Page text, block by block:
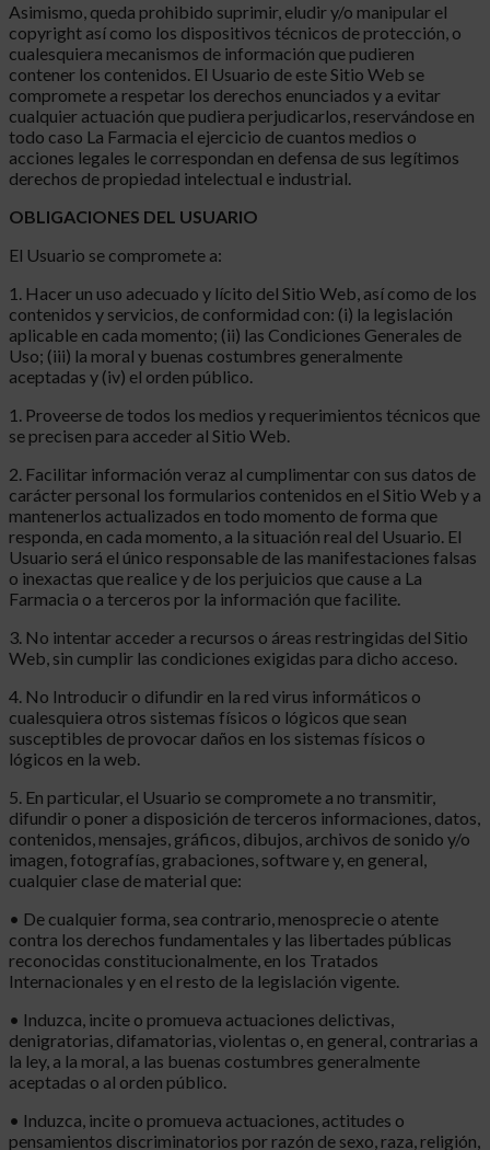
Asimismo, queda prohibido suprimir, eludir y/o manipular el
copyright así como los dispositivos técnicos de protección, o
cualesquiera mecanismos de información que pudieren
contener los contenidos. El Usuario de este Sitio Web se
compromete a respetar los derechos enunciados y a evitar
cualquier actuación que pudiera perjudicarlos, reservándose en
todo caso La Farmacia el ejercicio de cuantos medios o
acciones legales le correspondan en defensa de sus legítimos
derechos de propiedad intelectual e industrial.
OBLIGACIONES DEL USUARIO
El Usuario se compromete a:
1. Hacer un uso adecuado y lícito del Sitio Web, así como de los
contenidos y servicios, de conformidad con: (i) la legislación
aplicable en cada momento; (ii) las Condiciones Generales de
Uso; (iii) la moral y buenas costumbres generalmente
aceptadas y (iv) el orden público.
1. Proveerse de todos los medios y requerimientos técnicos que
se precisen para acceder al Sitio Web.
2. Facilitar información veraz al cumplimentar con sus datos de
carácter personal los formularios contenidos en el Sitio Web y a
mantenerlos actualizados en todo momento de forma que
responda, en cada momento, a la situación real del Usuario. El
Usuario será el único responsable de las manifestaciones falsas
o inexactas que realice y de los perjuicios que cause a La
Farmacia o a terceros por la información que facilite.
3. No intentar acceder a recursos o áreas restringidas del Sitio
Web, sin cumplir las condiciones exigidas para dicho acceso.
4. No Introducir o difundir en la red virus informáticos o
cualesquiera otros sistemas físicos o lógicos que sean
susceptibles de provocar daños en los sistemas físicos o
lógicos en la web.
5. En particular, el Usuario se compromete a no transmitir,
difundir o poner a disposición de terceros informaciones, datos,
contenidos, mensajes, gráficos, dibujos, archivos de sonido y/o
imagen, fotografías, grabaciones, software y, en general,
cualquier clase de material que:
• De cualquier forma, sea contrario, menosprecie o atente
contra los derechos fundamentales y las libertades públicas
reconocidas constitucionalmente, en los Tratados
Internacionales y en el resto de la legislación vigente.
• Induzca, incite o promueva actuaciones delictivas,
denigratorias, difamatorias, violentas o, en general, contrarias a
la ley, a la moral, a las buenas costumbres generalmente
aceptadas o al orden público.
• Induzca, incite o promueva actuaciones, actitudes o
pensamientos discriminatorios por razón de sexo, raza, religión,